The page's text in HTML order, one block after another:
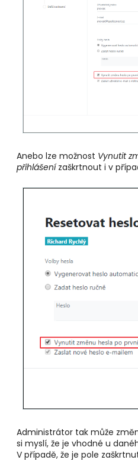
Anebo lze možnost Vynutit
přihlášenízaškrtnout i v
Administrátor tak může
si myslí, že je vhodné u
V případě, že je pole